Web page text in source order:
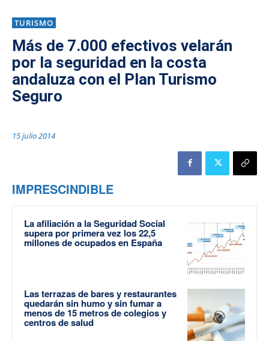
TURISMO
Más de 7.000 efectivos velarán
por la seguridad en la costa
andaluza con el Plan Turismo
Seguro
15 julio 2014
IMPRESCINDIBLE
La afiliación a la Seguridad Social
supera por primera vez los 22,5
millones de ocupados en España
Las terrazas de bares y restaurantes
quedarán sin humo y sin fumar a
menos de 15 metros de colegios y
centros de salud